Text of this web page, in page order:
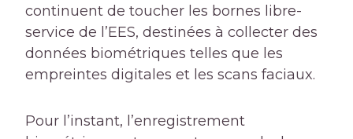
continuent de toucher les bornes libre-
service de l’EES, destinées à collecter des
données biométriques telles que les
empreintes digitales et les scans faciaux.
Pour l’instant, l’enregistrement